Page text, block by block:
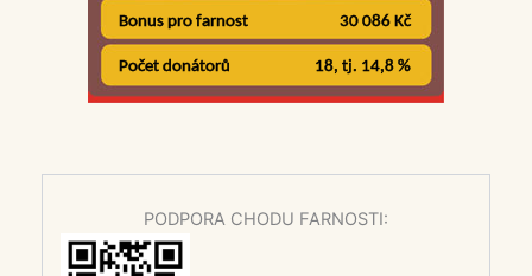
PODPORA CHODU FARNOSTI: